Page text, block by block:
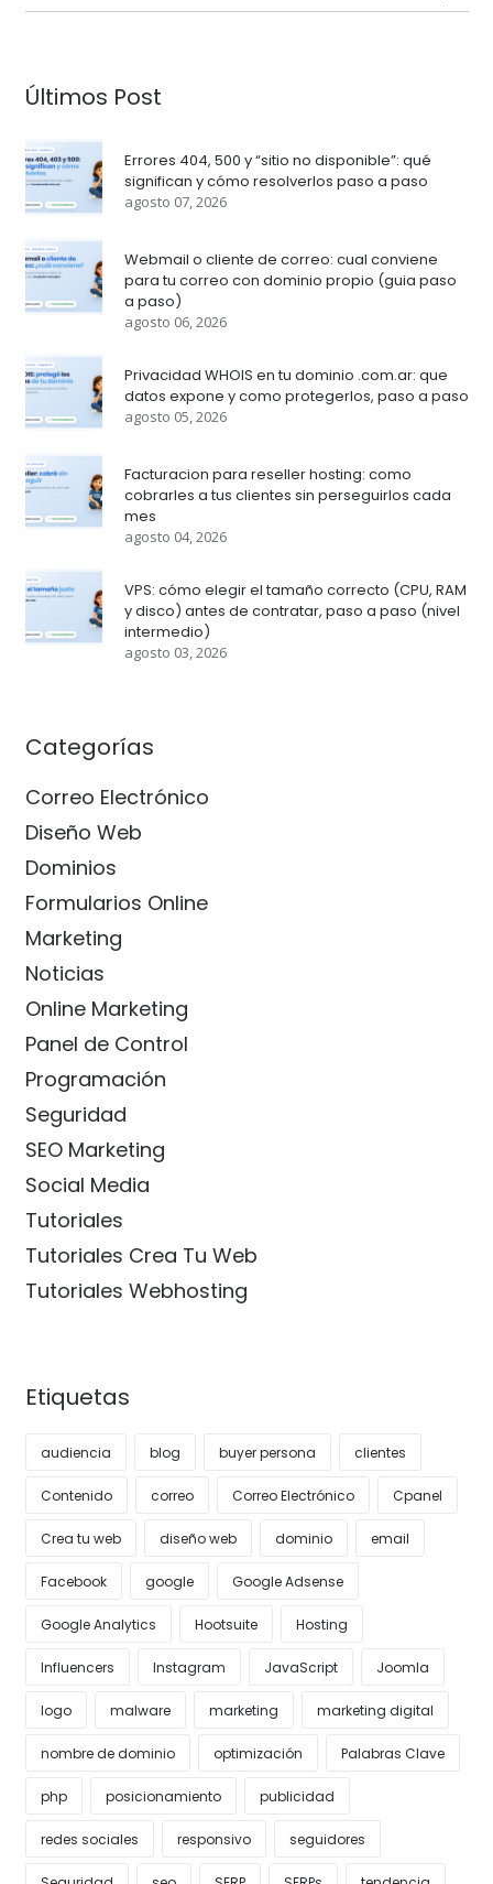
Últimos Post
Errores 404, 500 y “sitio no disponible”: qué
significan y cómo resolverlos paso a paso
agosto 07, 2026
Webmail o cliente de correo: cual conviene
para tu correo con dominio propio (guia paso
a paso)
agosto 06, 2026
Privacidad WHOIS en tu dominio .com.ar: que
datos expone y como protegerlos, paso a paso
agosto 05, 2026
Facturacion para reseller hosting: como
cobrarles a tus clientes sin perseguirlos cada
mes
agosto 04, 2026
VPS: cómo elegir el tamaño correcto (CPU, RAM
y disco) antes de contratar, paso a paso (nivel
intermedio)
agosto 03, 2026
Categorías
Correo Electrónico
Diseño Web
Dominios
Formularios Online
Marketing
Noticias
Online Marketing
Panel de Control
Programación
Seguridad
SEO Marketing
Social Media
Tutoriales
Tutoriales Crea Tu Web
Tutoriales Webhosting
Etiquetas
audiencia blog buyer persona clientes
Contenido correo Correo Electrónico Cpanel
Crea tu web diseño web dominio email
Facebook google Google Adsense
Google Analytics Hootsuite Hosting
Influencers Instagram JavaScript Joomla
logo malware marketing marketing digital
nombre de dominio optimización Palabras Clave
php posicionamiento publicidad
redes sociales responsivo seguidores